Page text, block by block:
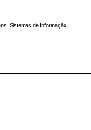
Sistemas de Informação.